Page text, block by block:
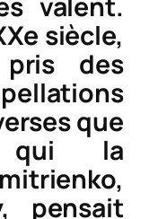
valent.
siècle,
pris des
que
qui la
pensait